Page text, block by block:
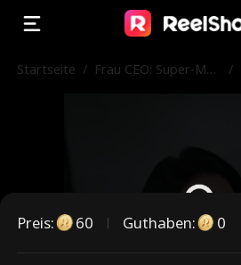
Startseite / Frau CEO: Super-Ma
/
Preis: 60 Guthaben: 0